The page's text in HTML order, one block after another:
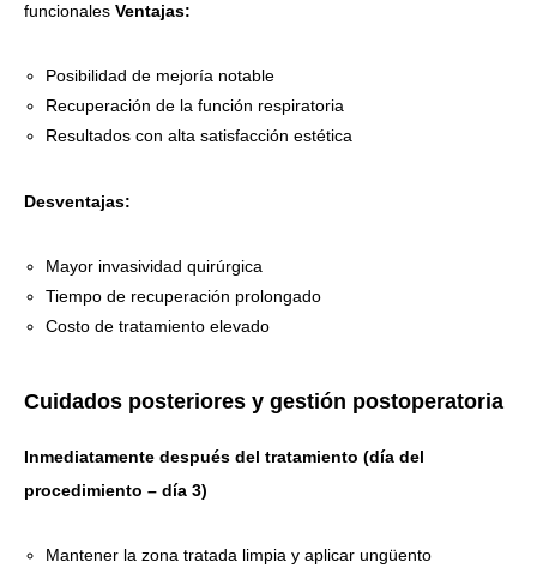
funcionales Ventajas:
Posibilidad de mejoría notable
Recuperación de la función respiratoria
Resultados con alta satisfacción estética
Desventajas:
Mayor invasividad quirúrgica
Tiempo de recuperación prolongado
Costo de tratamiento elevado
Cuidados posteriores y gestión postoperatoria
Inmediatamente después del tratamiento (día del
procedimiento – día 3)
Mantener la zona tratada limpia y aplicar ungüento